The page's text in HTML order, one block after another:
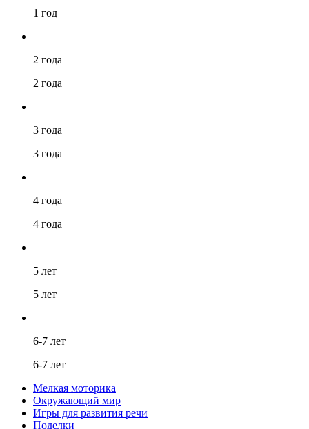
1 год
2 года
2 года
3 года
3 года
4 года
4 года
5 лет
5 лет
6-7 лет
6-7 лет
Мелкая моторика
Окружающий мир
Игры для развития речи
Поделки